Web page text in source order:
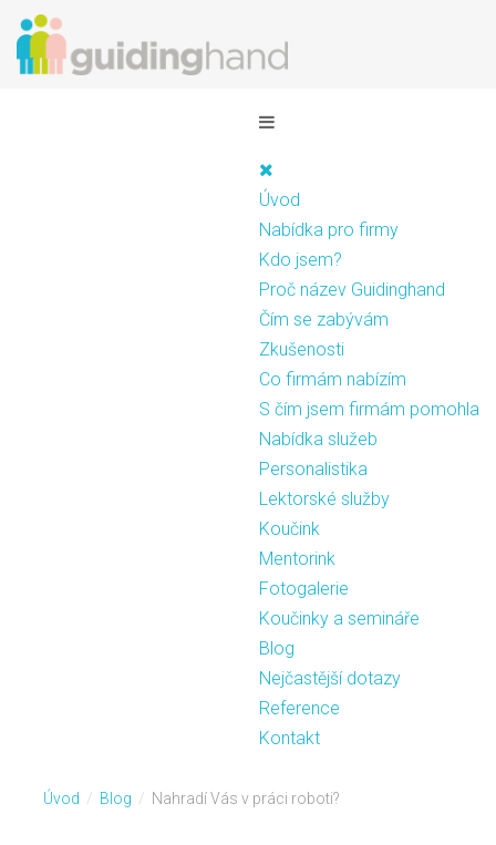
Úvod
Nabídka pro firmy
Kdo jsem?
Proč název Guidinghand
Čím se zabývám
Zkušenosti
Co firmám nabízím
S čím jsem firmám pomohla
Nabídka služeb
Personalistika
Lektorské služby
Koučink
Mentorink
Fotogalerie
Koučinky a semináře
Blog
Nejčastější dotazy
Reference
Kontakt
Úvod / Blog / Nahradí Vás v práci roboti?